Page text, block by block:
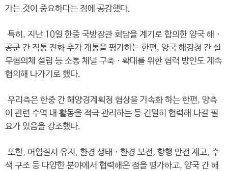
가는 것이 중요하다는 점에 공감했다.
특히, 지난 10일 한중 국방장관 회담을 계기로 합의한 양국 해ㆍ
공군 간 직통 전화 추가 개통을 평가하는 한편, 양국 해경청 간 실
무협의체 설립 등 소통 채널 구축ㆍ확대를 위한 협력 방안도 계속
협의해 나가기로 했다.
우리측은 한중 간 해양경계획정 협상을 가속화 하는 한편, 양측
이 관련 수역 내 활동을 적극 관리하는 등 긴밀히 협력해 나갈 필
요가 있음을 강조했다.
또한, 어업질서 유지, 환경 생태ㆍ환경 보전, 항행 안전 제고, 수
색 구조 등 다양한 분야에서 협력해온 점을 평가하고, 양국 간 해